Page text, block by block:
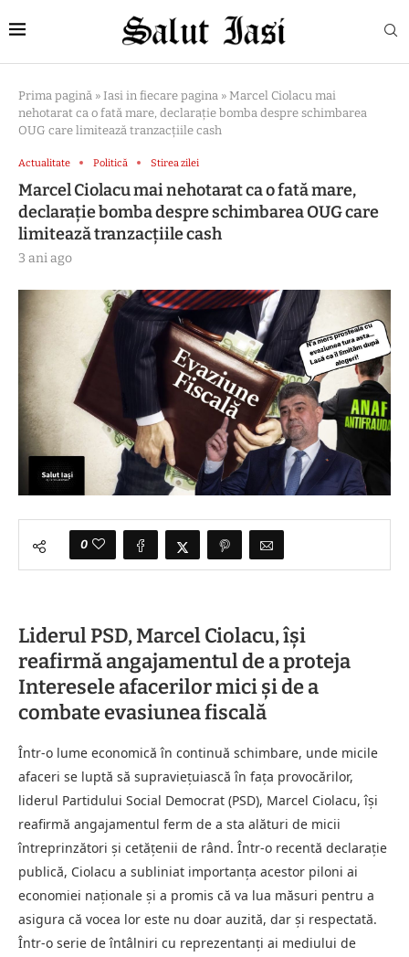
Prima pagină » Iasi in fiecare pagina » Marcel Ciolacu mai
nehotarat ca o fată mare, declarație bomba despre schimbarea
OUG care limitează tranzacțiile cash
Actualitate Politică Stirea zilei
Marcel Ciolacu mai nehotarat ca o fată mare,
declarație bomba despre schimbarea OUG care
limitează tranzacțiile cash
3 ani ago
0
Liderul PSD, Marcel Ciolacu, își
reafirmă angajamentul de a proteja
Interesele afacerilor mici și de a
combate evasiunea fiscală
Într-o lume economică în continuă schimbare, unde micile
afaceri se luptă să supraviețuiască în fața provocărilor,
liderul Partidului Social Democrat (PSD), Marcel Ciolacu, își
reafirmă angajamentul ferm de a sta alături de micii
întreprinzători și cetățenii de rând. Într-o recentă declarație
publică, Ciolacu a subliniat importanța acestor piloni ai
economiei naționale și a promis că va lua măsuri pentru a
asigura că vocea lor este nu doar auzită, dar și respectată.
Într-o serie de întâlniri cu reprezentanți ai mediului de